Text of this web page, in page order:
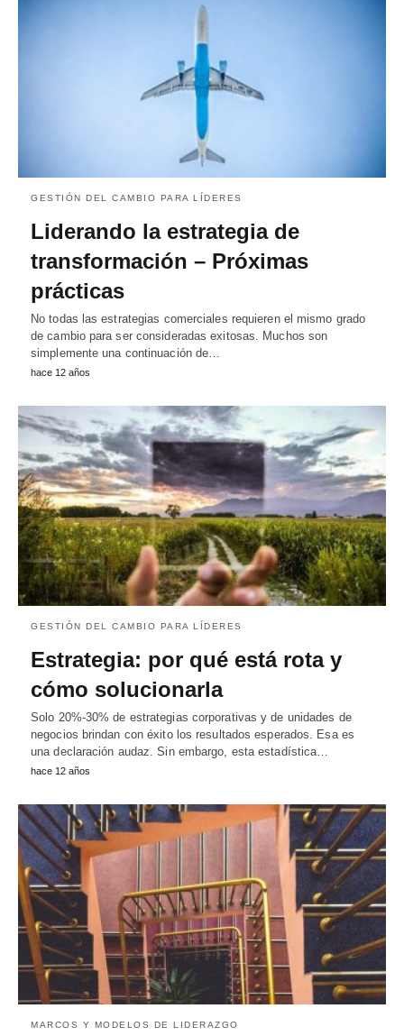
GESTIÓN DEL CAMBIO PARA LÍDERES
Liderando la estrategia de
transformación – Próximas
prácticas
No todas las estrategias comerciales requieren el mismo grado
de cambio para ser consideradas exitosas. Muchos son
simplemente una continuación de…
hace 12 años
GESTIÓN DEL CAMBIO PARA LÍDERES
Estrategia: por qué está rota y
cómo solucionarla
Solo 20%-30% de estrategias corporativas y de unidades de
negocios brindan con éxito los resultados esperados. Esa es
una declaración audaz. Sin embargo, esta estadística…
hace 12 años
MARCOS Y MODELOS DE LIDERAZGO